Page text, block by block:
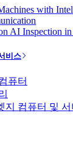
with
AI Inspection
비스
퓨터
지 컴퓨터 및 서